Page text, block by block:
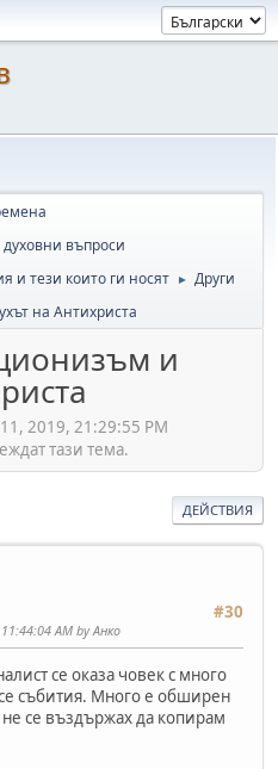
въпроси
и тези които ги носят ► Други
на Антихриста
и
2019, 21:29:55 PM
тази тема.
ДЕЙСТВИЯ
#30
AM by Анко
се оказа човек с много
събития. Много е обширен
се въздържах да копирам